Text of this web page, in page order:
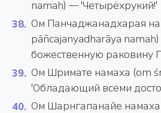
namaḥ) — 'Четырёхрукий!'
Ом Панчаджанадхарая
pāñcajanyadharāya
божественную раковину
Ом Шримате намаха (oṃ
'Обладающий всеми
Ом Шарнгапанайе